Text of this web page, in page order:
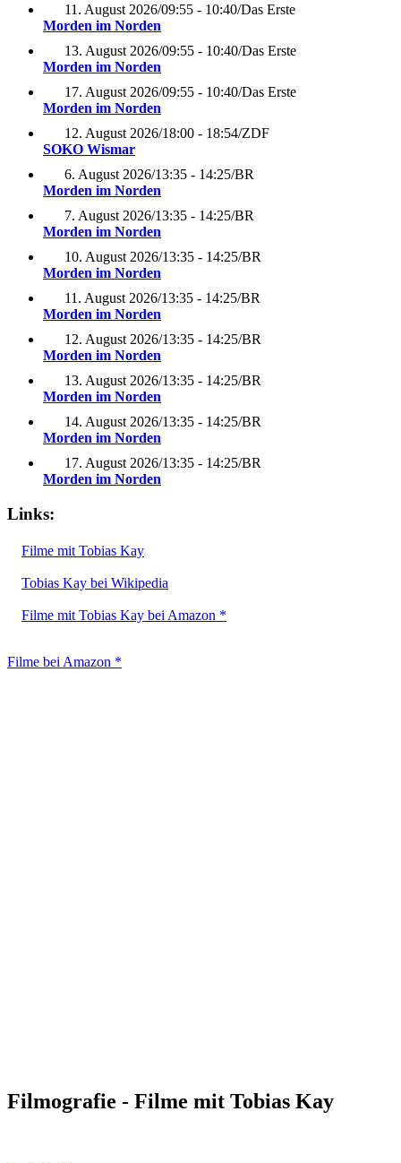
11. August 2026/09:55 - 10:40/Das Erste
Morden im Norden
13. August 2026/09:55 - 10:40/Das Erste
Morden im Norden
17. August 2026/09:55 - 10:40/Das Erste
Morden im Norden
12. August 2026/18:00 - 18:54/ZDF
SOKO Wismar
6. August 2026/13:35 - 14:25/BR
Morden im Norden
7. August 2026/13:35 - 14:25/BR
Morden im Norden
10. August 2026/13:35 - 14:25/BR
Morden im Norden
11. August 2026/13:35 - 14:25/BR
Morden im Norden
12. August 2026/13:35 - 14:25/BR
Morden im Norden
13. August 2026/13:35 - 14:25/BR
Morden im Norden
14. August 2026/13:35 - 14:25/BR
Morden im Norden
17. August 2026/13:35 - 14:25/BR
Morden im Norden
Links:
Filme mit Tobias Kay
Tobias Kay bei Wikipedia
Filme mit Tobias Kay bei Amazon *
Filme bei Amazon *
Filmografie - Filme mit Tobias Kay